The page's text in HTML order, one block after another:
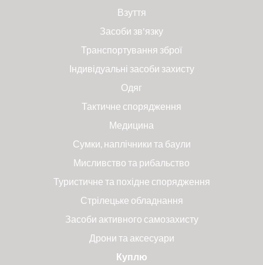
Взуття
Засоби зв'язку
Транспортування зброї
Індивідуальні засоби захисту
Одяг
Тактичне спорядження
Медицина
Сумки, наплічники та баули
Мисливство та рибальство
Туристичне та похідне спорядження
Стрілецьке обладнання
Засоби активного самозахисту
Дрони та аксесуари
Куплю